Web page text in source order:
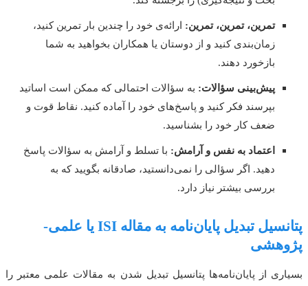
تمرین، تمرین، تمرین: ارائه‌ی خود را چندین بار تمرین کنید،
زمان‌بندی کنید و از دوستان یا همکاران بخواهید به شما
بازخورد دهند.
پیش‌بینی سؤالات: به سؤالات احتمالی که ممکن است اساتید
بپرسند فکر کنید و پاسخ‌های خود را آماده کنید. نقاط قوت و
ضعف کار خود را بشناسید.
اعتماد به نفس و آرامش: با تسلط و آرامش به سؤالات پاسخ
دهید. اگر سؤالی را نمی‌دانستید، صادقانه بگویید که به
بررسی بیشتر نیاز دارد.
پتانسیل تبدیل پایان‌نامه به مقاله ISI یا علمی-
پژوهشی
بسیاری از پایان‌نامه‌ها پتانسیل تبدیل شدن به مقالات علمی معتبر را